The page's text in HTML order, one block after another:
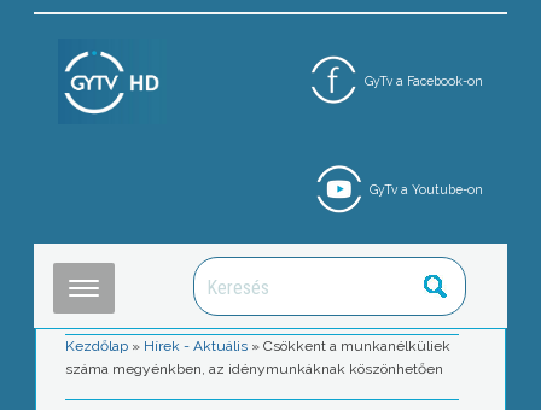
GyTv a Facebook-on
GyTv a Youtube-on
Kezdőlap » Hírek - Aktuális »Csökkent a munkanélküliek
száma megyénkben, az idénymunkáknak köszönhetően